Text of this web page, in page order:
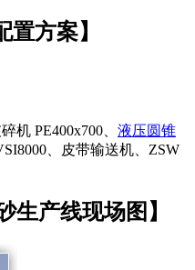
置方案】
机 PE400x700、 液压圆锥
、皮带输送机、ZSW
生产线现场图】